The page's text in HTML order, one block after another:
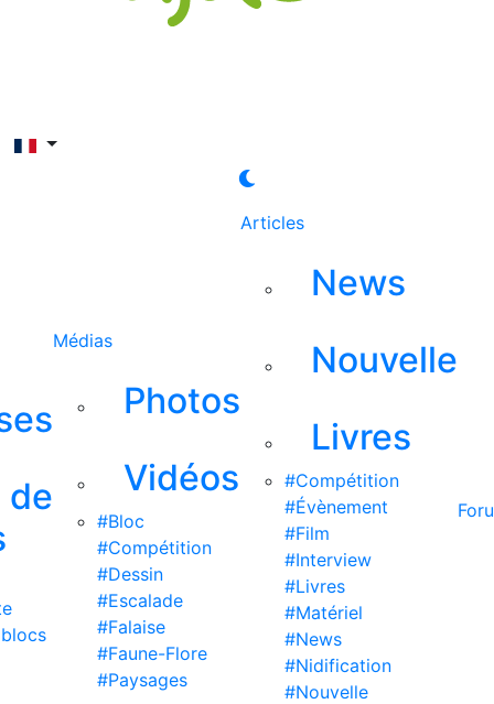
de
Médias
Photos
Vidéos
#Bloc
#Compétition
#Dessin
#Escalade
#Falaise
#Faune-Flore
#Paysages
Articles
News
Nouvelle
Livres
#Compétition
#Évènement
#Film
#Interview
#Livres
#Matériel
#News
#Nidification
#Nouvelle